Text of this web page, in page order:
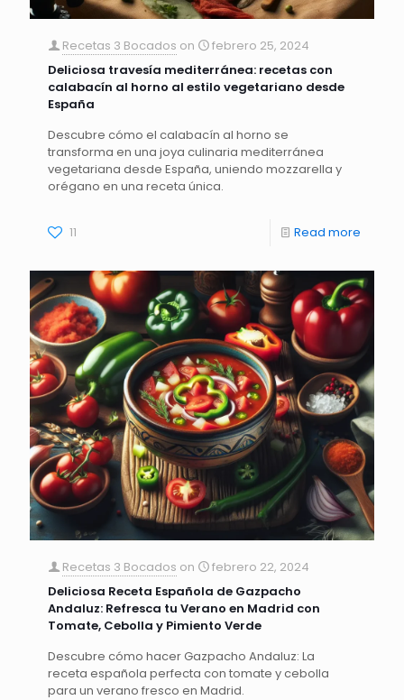
Recetas 3 Bocados on
febrero 25, 2024
Deliciosa travesía mediterránea: recetas con
calabacín al horno al estilo vegetariano desde
España
Descubre cómo el calabacín al horno se
transforma en una joya culinaria mediterránea
vegetariana desde España, uniendo mozzarella y
orégano en una receta única.
11 Read more
Recetas 3 Bocados on
febrero 22, 2024
Deliciosa Receta Española de Gazpacho
Andaluz: Refresca tu Verano en Madrid con
Tomate, Cebolla y Pimiento Verde
Descubre cómo hacer Gazpacho Andaluz: La
receta española perfecta con tomate y cebolla
para un verano fresco en Madrid.